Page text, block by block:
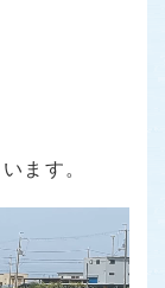
ます。